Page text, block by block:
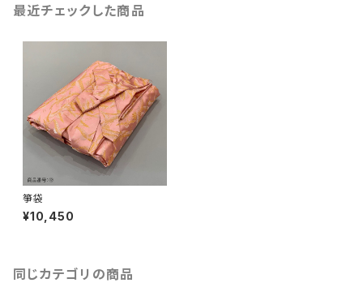
最近チェックした商品
箏袋
¥10,450
同じカテゴリの商品